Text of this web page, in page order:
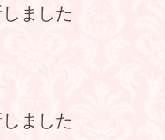
ました
ました